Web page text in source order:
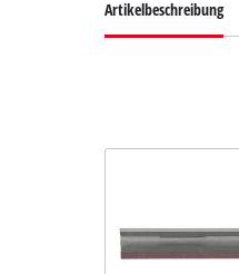
Artikelbeschreibung